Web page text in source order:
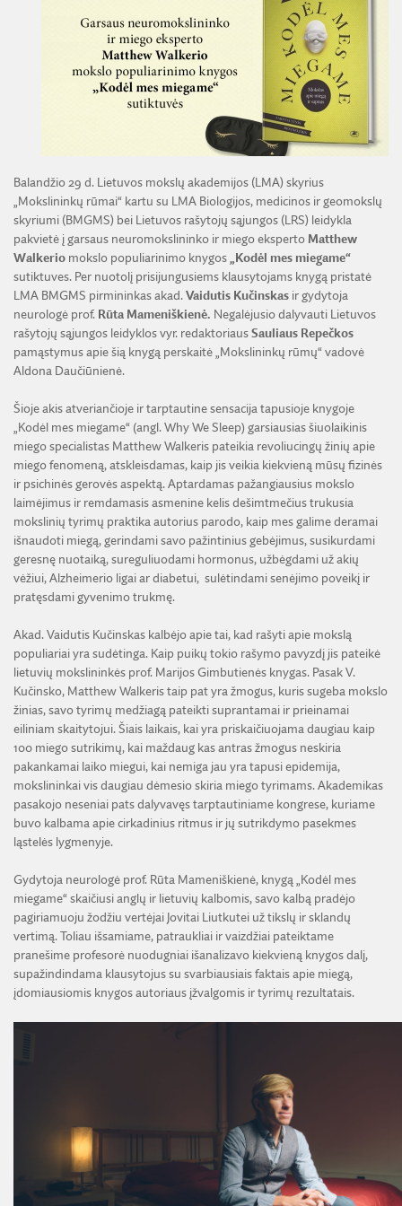
VIRTUALI LMA
TECHNIKOS MOKSLŲ SKYRIUS
JAUNOJI AKADEMIJA
SKYRIAI IR PADALINIAI
PAREIGYBIŲ APRAŠYMAS IR ATLIEKAMOS FUNKCIJOS
MOKSLININKO ETIKOS KODEKSAS
KORUPCIJOS PREVENCIJA
PRANEŠĖJŲ APSAUGA
BENDRADARBIAVIMAS SU REGIONAIS
LMA IR AKADEMIKAI ŽINIASKLAIDOJE
PASLAUGOS
FINANSŲ KONTROLĖS TAISYKLĖS
ŪKIO SUBJEKTŲ PRIEŽIŪRA
TARNYBINIAI LENGVIEJI AUTOMOBILIAI
LĖŠOS VEIKLAI VIEŠINTI
Balandžio 29 d. Lietuvos mokslų akademijos (LMA) skyrius
„Mokslininkų rūmai“ kartu su LMA Biologijos, medicinos ir geomokslų
skyriumi (BMGMS) bei Lietuvos rašytojų sąjungos (LRS) leidykla
pakvietė į garsaus neuromokslininko ir miego eksperto Matthew
Walkerio mokslo populiarinimo knygos
„Kodėl mes miegame“
sutiktuves. Per nuotolį prisijungusiems klausytojams knygą pristatė
LMA BMGMS pirmininkas akad. Vaidutis Kučinskas ir gydytoja
neurologė prof. Rūta Mameniškienė. Negalėjusio dalyvauti Lietuvos
rašytojų sąjungos leidyklos vyr. redaktoriaus Sauliaus Repečkos
pamąstymus apie šią knygą perskaitė „Mokslininkų rūmų“ vadovė
Aldona Daučiūnienė.
Šioje akis atveriančioje ir tarptautine sensacija tapusioje knygoje
„Kodėl mes miegame“ (angl. Why We Sleep) garsiausias šiuolaikinis
miego specialistas Matthew Walkeris pateikia revoliucingų žinių apie
miego fenomeną, atskleisdamas, kaip jis veikia kiekvieną mūsų fizinės
ir psichinės gerovės aspektą. Aptardamas pažangiausius mokslo
laimėjimus ir remdamasis asmenine kelis dešimtmečius trukusia
mokslinių tyrimų praktika autorius parodo, kaip mes galime deramai
išnaudoti miegą, gerindami savo pažintinius gebėjimus, susikurdami
geresnę nuotaiką, sureguliuodami hormonus, užbėgdami už akių
vėžiui, Alzheimerio ligai ar diabetui, sulėtindami senėjimo poveikį ir
pratęsdami gyvenimo trukmę.
Akad. Vaidutis Kučinskas kalbėjo apie tai, kad rašyti apie mokslą
populiariai yra sudėtinga. Kaip puikų tokio rašymo pavyzdį jis pateikė
lietuvių mokslininkės prof. Marijos Gimbutienės knygas. Pasak V.
Kučinsko, Matthew Walkeris taip pat yra žmogus, kuris sugeba mokslo
žinias, savo tyrimų medžiagą pateikti suprantamai ir prieinamai
eiliniam skaitytojui. Šiais laikais, kai yra priskaičiuojama daugiau kaip
100 miego sutrikimų, kai maždaug kas antras žmogus neskiria
pakankamai laiko miegui, kai nemiga jau yra tapusi epidemija,
mokslininkai vis daugiau dėmesio skiria miego tyrimams. Akademikas
pasakojo neseniai pats dalyvavęs tarptautiniame kongrese, kuriame
buvo kalbama apie cirkadinius ritmus ir jų sutrikdymo pasekmes
ląstelės lygmenyje.
Gydytoja neurologė prof. Rūta Mameniškienė, knygą „Kodėl mes
miegame“ skaičiusi anglų ir lietuvių kalbomis, savo kalbą pradėjo
pagiriamuoju žodžiu vertėjai Jovitai Liutkutei už tikslų ir sklandų
vertimą. Toliau išsamiame, patraukliai ir vaizdžiai pateiktame
pranešime profesorė nuodugniai išanalizavo kiekvieną knygos dalį,
supažindindama klausytojus su svarbiausiais faktais apie miegą,
įdomiausiomis knygos autoriaus įžvalgomis ir tyrimų rezultatais.